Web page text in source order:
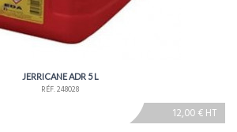
JERRICANE ADR 5 L
RÉF. 248028
12,00 € HT